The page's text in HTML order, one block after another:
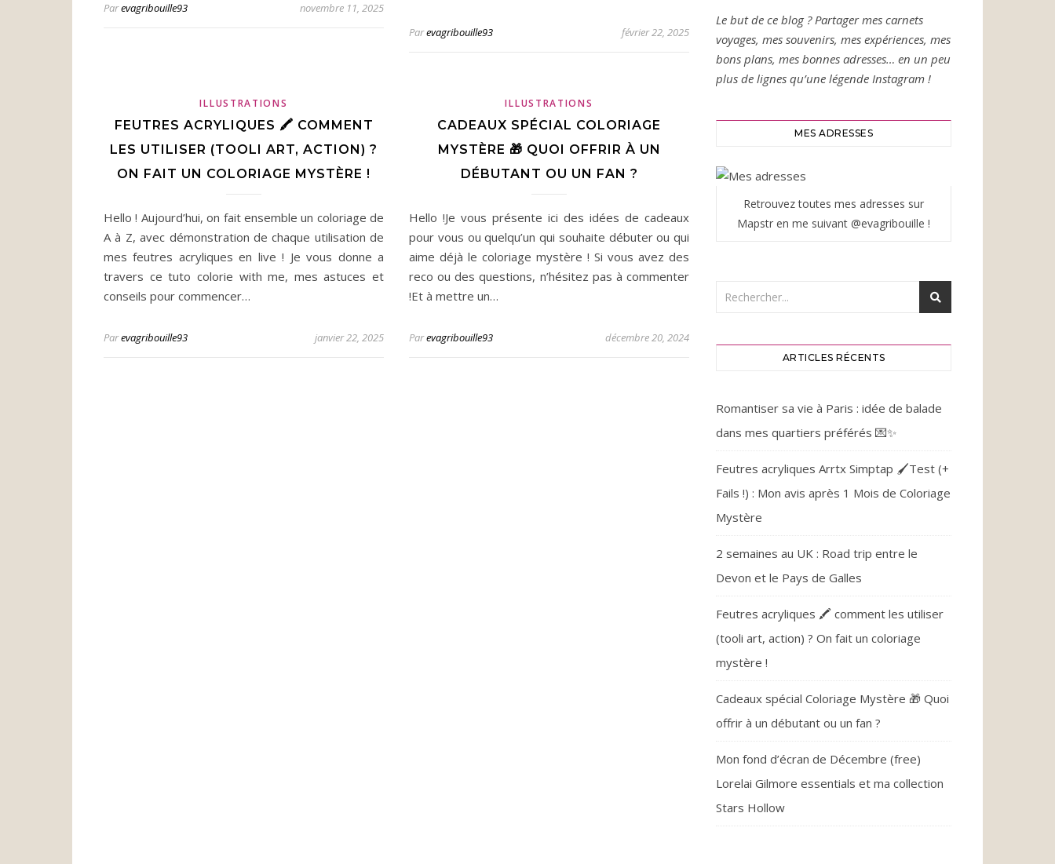
Parevagribouille93 novembre 11, 2025
Parevagribouille93 février 22, 2025
ILLUSTRATIONS
FEUTRES ACRYLIQUES 🖍️ COMMENT
LES UTILISER (TOOLI ART, ACTION) ?
ON FAIT UN COLORIAGE MYSTÈRE !
Hello ! Aujourd’hui, on fait ensemble un coloriage de
A à Z, avec démonstration de chaque utilisation de
mes feutres acryliques en live ! Je vous donne a
travers ce tuto colorie with me, mes astuces et
conseils pour commencer…
Parevagribouille93 janvier 22, 2025
ILLUSTRATIONS
CADEAUX SPÉCIAL COLORIAGE
MYSTÈRE 🎁 QUOI OFFRIR À UN
DÉBUTANT OU UN FAN ?
Hello !Je vous présente ici des idées de cadeaux
pour vous ou quelqu’un qui souhaite débuter ou qui
aime déjà le coloriage mystère ! Si vous avez des
reco ou des questions, n’hésitez pas à commenter
!Et à mettre un…
Parevagribouille93 décembre 20, 2024
Le but de ce blog ? Partager mes carnets
voyages, mes souvenirs, mes expériences, mes
bons plans, mes bonnes adresses… en un peu
plus de lignes qu’une légende Instagram !
MES ADRESSES
Retrouvez toutes mes adresses sur
Mapstr en me suivant @evagribouille !
ARTICLES RÉCENTS
Romantiser sa vie à Paris : idée de balade
dans mes quartiers préférés 💌✨
Feutres acryliques Arrtx Simptap 🖌️Test (+
Fails !) : Mon avis après 1 Mois de Coloriage
Mystère
2 semaines au UK : Road trip entre le
Devon et le Pays de Galles
Feutres acryliques 🖍️ comment les utiliser
(tooli art, action) ? On fait un coloriage
mystère !
Cadeaux spécial Coloriage Mystère 🎁 Quoi
offrir à un débutant ou un fan ?
Mon fond d’écran de Décembre (free)
Lorelai Gilmore essentials et ma collection
Stars Hollow